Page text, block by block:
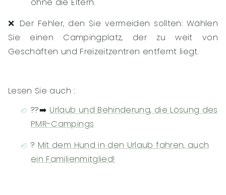
❌ Der Fehler, den Sie vermeiden sollten: Wählen
Sie einen Campingplatz, der zu weit von
Geschäften und Freizeitzentren entfernt liegt.
Lesen Sie auch :
?‍?‍➡️ Urlaub und Behinderung, die Lösung des
PMR-Campings
? Mit dem Hund in den Urlaub fahren, auch
ein Familienmitglied!